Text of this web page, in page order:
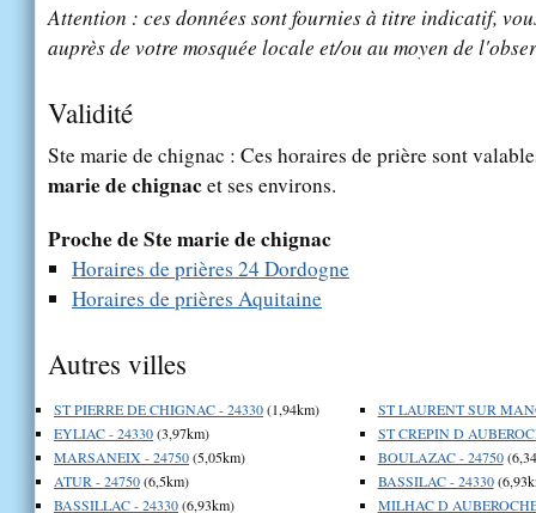
Attention : ces données sont fournies à titre indicatif,
auprès de votre mosquée locale et/ou au moyen de
Validité
Ste marie de chignac : Ces horaires de prière sont
marie de chignacet ses environs.
Proche de Ste marie de chignac
Horaires de prières 24 Dordogne
Horaires de prières Aquitaine
Autres villes
ST PIERRE DE CHIGNAC - 24330(1,94km)
EYLIAC - 24330(3,97km)
MARSANEIX - 24750(5,05km)
ATUR - 24750(6,5km)
BASSILLAC - 24330(6,93km)
ST LAURENT SUR
ST CREPIN D
BOULAZAC - 24750
BASSILAC - 24330
MILHAC D